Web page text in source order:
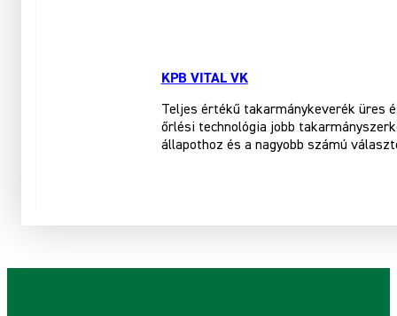
KPB VITAL VK
Teljes értékű takarmánykeverék üres
őrlési technológia jobb
állapothoz és a nagyobb számú